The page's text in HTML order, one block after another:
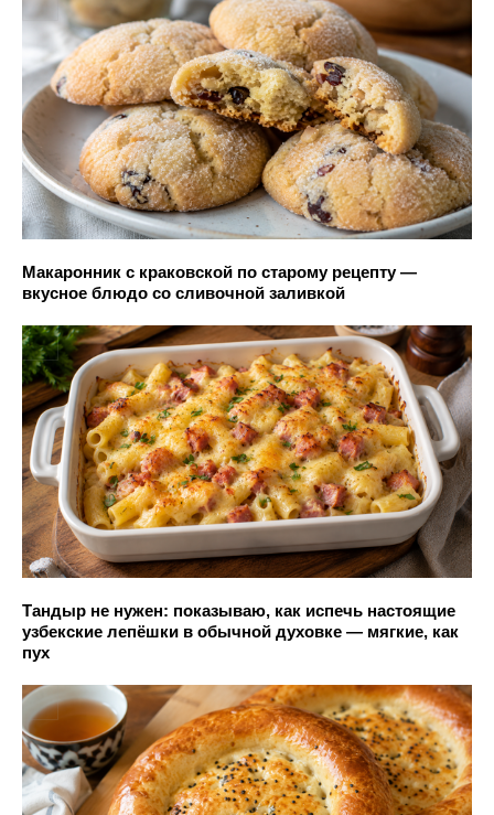
Макаронник с краковской по старому рецепту —
вкусное блюдо со сливочной заливкой
Тандыр не нужен: показываю, как испечь настоящие
узбекские лепёшки в обычной духовке — мягкие, как
пух